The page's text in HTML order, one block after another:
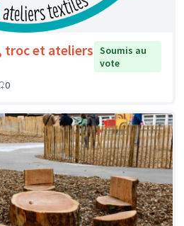
troc et ateliers Soumis au
vote
0